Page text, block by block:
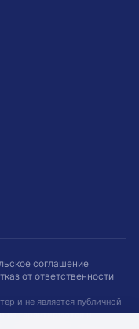
соглашение
от ответственности
и не является публичной
не гарантируются и